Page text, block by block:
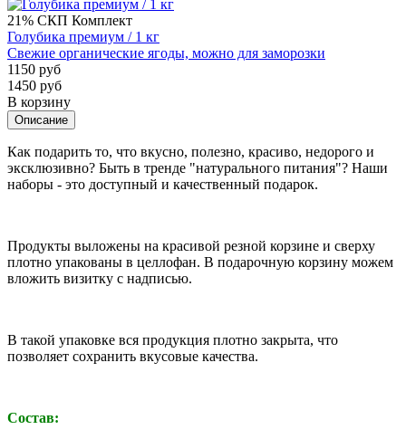
21% СКП Комплект
Голубика премиум / 1 кг
Свежие органические ягоды, можно для заморозки
1150 руб
1450 руб
В корзину
Описание
Как подарить то, что вкусно, полезно, красиво, недорого и
эксклюзивно? Быть в тренде "натурального питания"? Наши
наборы - это доступный и качественный подарок.
Продукты выложены на красивой резной корзине и сверху
плотно упакованы в целлофан. В подарочную корзину можем
вложить визитку с надписью.
В такой упаковке вся продукция плотно закрыта, что
позволяет сохранить вкусовые качества.
Состав: